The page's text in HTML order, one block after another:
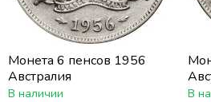
Монета 6 пенсов 1956
Австралия
В наличии
В